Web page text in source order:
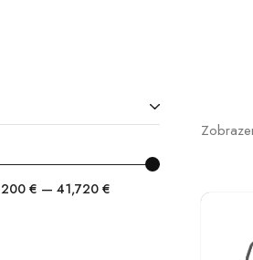
200 € — 41,720 €